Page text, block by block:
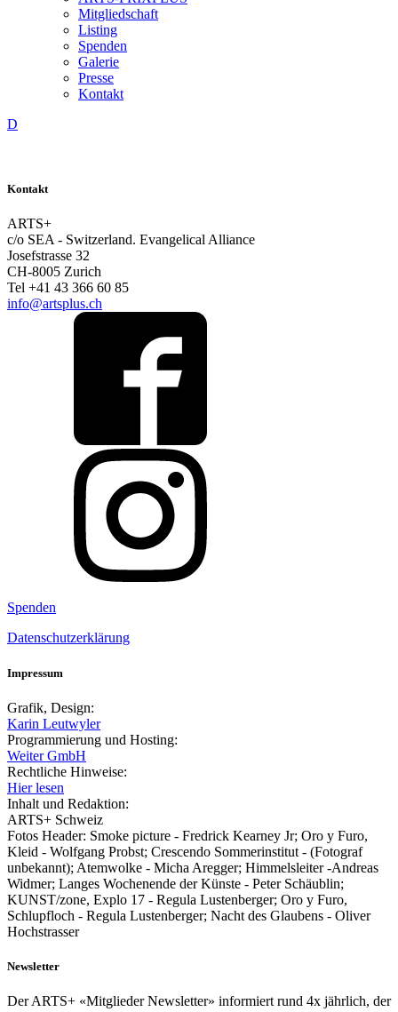
Mitgliedschaft
Listing
Spenden
Galerie
Presse
Kontakt
D
Kontakt
ARTS+
c/o SEA - Switzerland. Evangelical Alliance
Josefstrasse 32
CH-8005 Zurich
Tel +41 43 366 60 85
info@artsplus.ch
Spenden
Datenschutzerklärung
Impressum
Grafik, Design:
Karin Leutwyler
Programmierung und Hosting:
Weiter GmbH
Rechtliche Hinweise:
Hier lesen
Inhalt und Redaktion:
ARTS+ Schweiz
Fotos Header: Smoke picture - Fredrick Kearney Jr; Oro y Furo,
Kleid - Wolfgang Probst; Crescendo Sommerinstitut - (Fotograf
unbekannt); Atemwolke - Micha Aregger; Himmelsleiter -Andreas
Widmer; Langes Wochenende der Künste - Peter Schäublin;
KUNST/zone, Explo 17 - Regula Lustenberger; Oro y Furo,
Schlupfloch - Regula Lustenberger; Nacht des Glaubens - Oliver
Hochstrasser
Newsletter
Der ARTS+ «Mitglieder Newsletter» informiert rund 4x jährlich, der